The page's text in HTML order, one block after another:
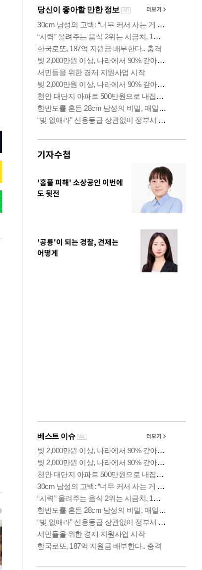
기자수첩
'홈플 피해' 소상공인 이번에
도 뒷전
'공룡'이 되는 경찰, 견제는
어떻게